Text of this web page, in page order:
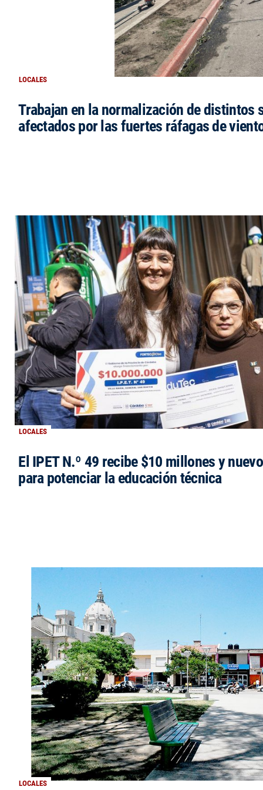
LOCALES
Trabajan en la normalización de distintos
afectados por las fuertes ráfagas de
LOCALES
El IPET N.º 49 recibe $10 millones y
para potenciar la educación técnica
LOCALES